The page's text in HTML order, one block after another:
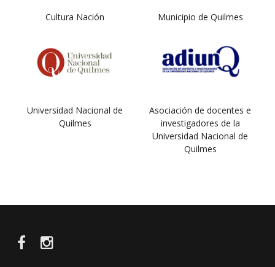
Cultura Nación Municipio de Quilmes
Universidad Nacional de
Quilmes
Asociación de docentes e
investigadores de la
Universidad Nacional de
Quilmes
FacebookInstagram